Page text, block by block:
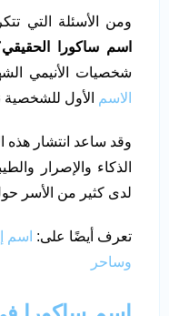
ومن الأسئلة التي
اسم ساكورا
شخصيات الأنيمي
الاسم الأول
وقد ساعد انتشار
الذكاء والإصرار
لدى كثير من الأسر
تعرف أيضًا على: اسم
وساحر